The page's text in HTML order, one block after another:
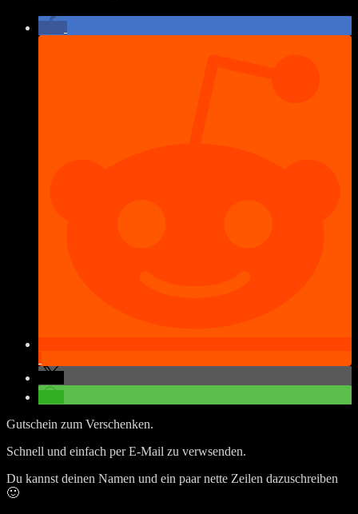
Gutschein zum Verschenken.
Schnell und einfach per E-Mail zu verwsenden.
Du kannst deinen Namen und ein paar nette Zeilen dazuschreiben
🙂